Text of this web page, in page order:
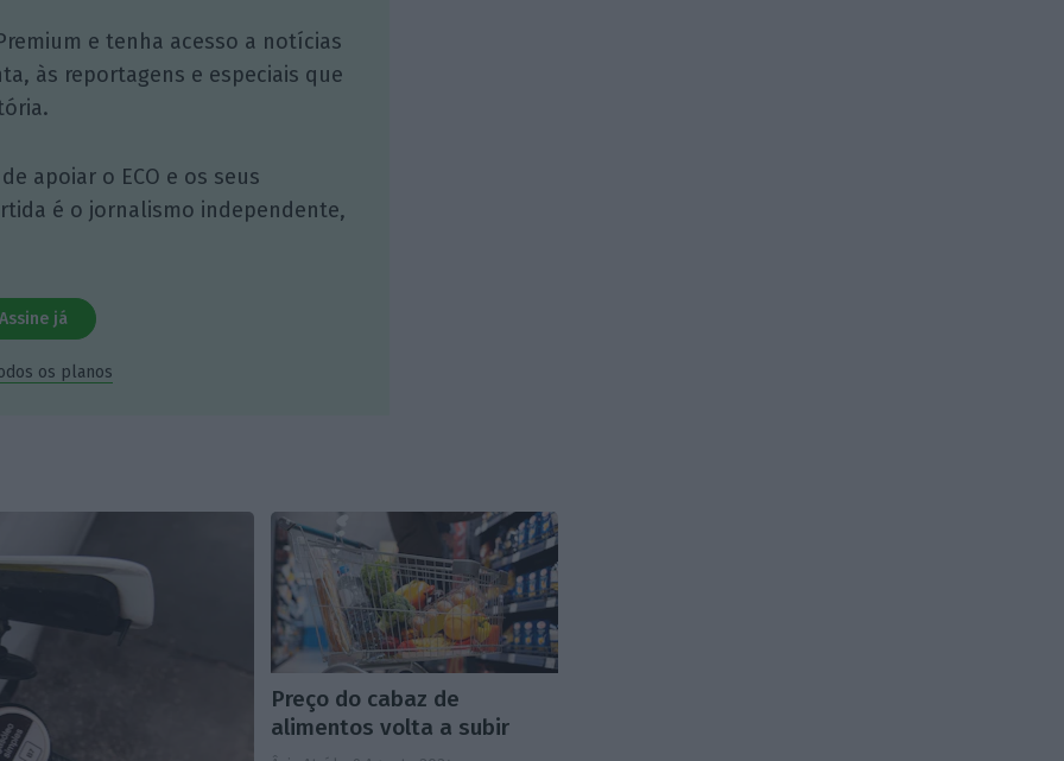
e tenha acesso a notícias
às reportagens e especiais que
apoiar o ECO e os seus
é o jornalismo independente,
Assine já
os planos
Preço do cabaz de
alimentos volta a subir